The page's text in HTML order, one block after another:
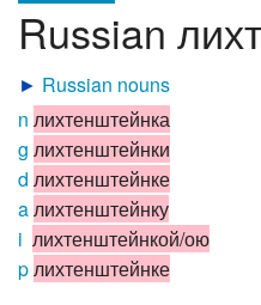
Russian
► Russian nouns
n лихтенштейнка
g лихтенштейнки
d лихтенштейнке
aлихтенштейнку
i лихтенштейнкой/ою
pлихтенштейнке